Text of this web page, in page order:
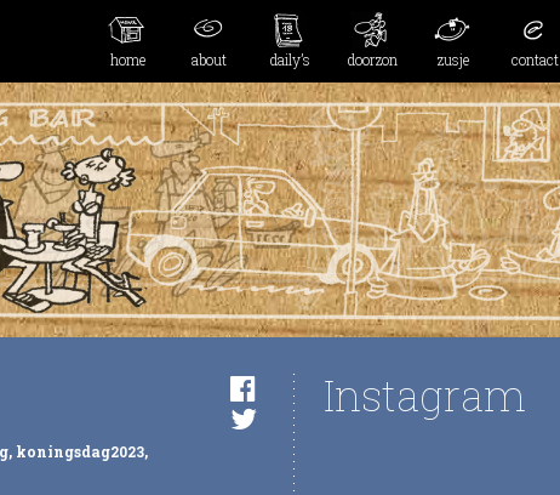
home about daily’s doorzon zusje contact
, koningsdag2023,
Instagram